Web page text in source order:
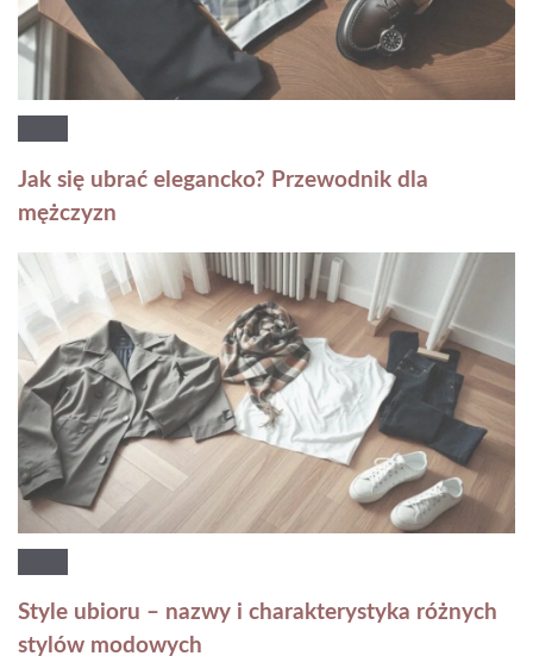
Jak się ubrać elegancko? Przewodnik dla
mężczyzn
Style ubioru – nazwy i charakterystyka różnych
stylów modowych